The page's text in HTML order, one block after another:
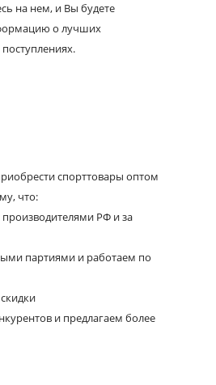
на нем, и Вы будете
о лучших
спорттовары оптом
что:
РФ и за
партиями и работаем по
и предлагаем более